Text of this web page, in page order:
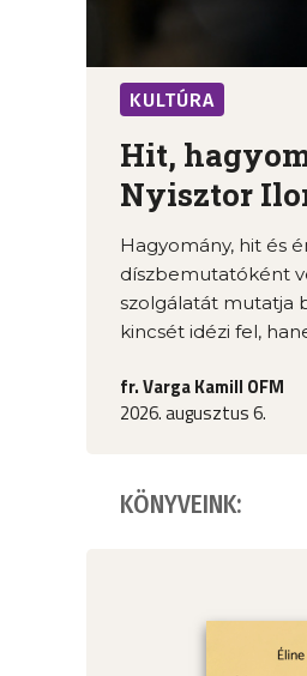
KULTÚRA
Hit,
Nyisztor
Hagyomány, hit és
díszbemutatóként
szolgálatát mutatja
kincsét idézi fel,
fr. Varga Kamill OFM
2026. augusztus 6.
KÖNYVEINK: